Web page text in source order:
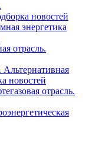
новостей
энергетика
отрасль.
новостей
отрасль.